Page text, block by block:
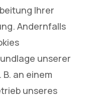
Ihrer
Andernfalls
unserer
an einem
unseres